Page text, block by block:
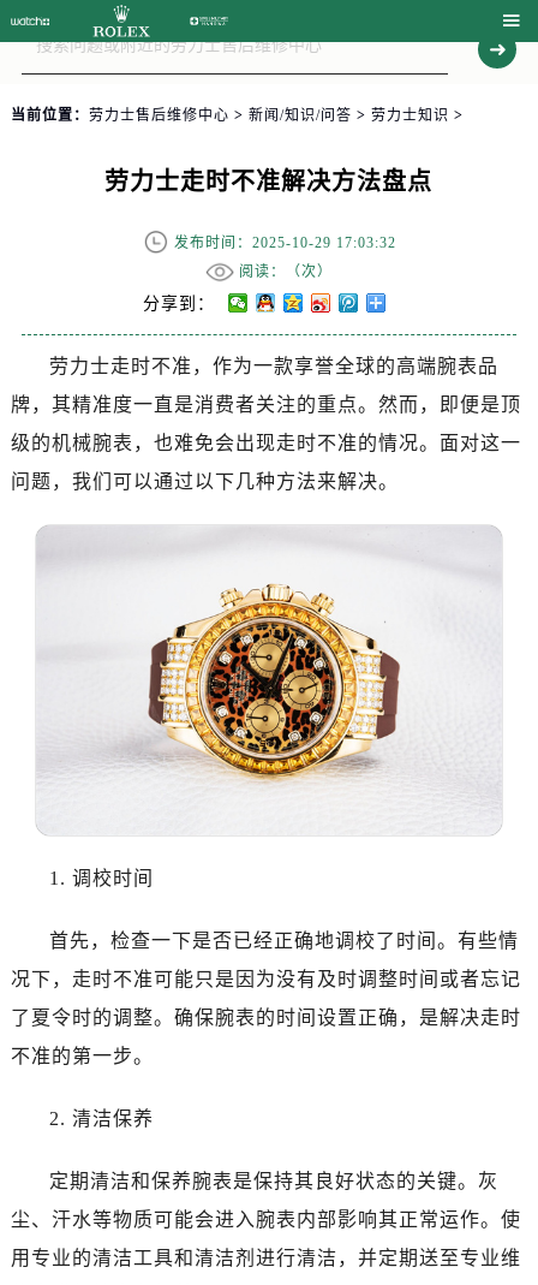

当前位置： 劳力士售后维修中心 > 新闻/知识/问答 > 劳力士知识 >
劳力士走时不准解决方法盘点
发布时间：2025-10-29 17:03:32
阅读：（次）
分享到：
劳力士走时不准，作为一款享誉全球的高端腕表品
牌，其精准度一直是消费者关注的重点。然而，即便是顶
级的机械腕表，也难免会出现走时不准的情况。面对这一
问题，我们可以通过以下几种方法来解决。
1. 调校时间
首先，检查一下是否已经正确地调校了时间。有些情
况下，走时不准可能只是因为没有及时调整时间或者忘记
了夏令时的调整。确保腕表的时间设置正确，是解决走时
不准的第一步。
2. 清洁保养
定期清洁和保养腕表是保持其良好状态的关键。灰
尘、汗水等物质可能会进入腕表内部影响其正常运作。使
用专业的清洁工具和清洁剂进行清洁，并定期送至专业维